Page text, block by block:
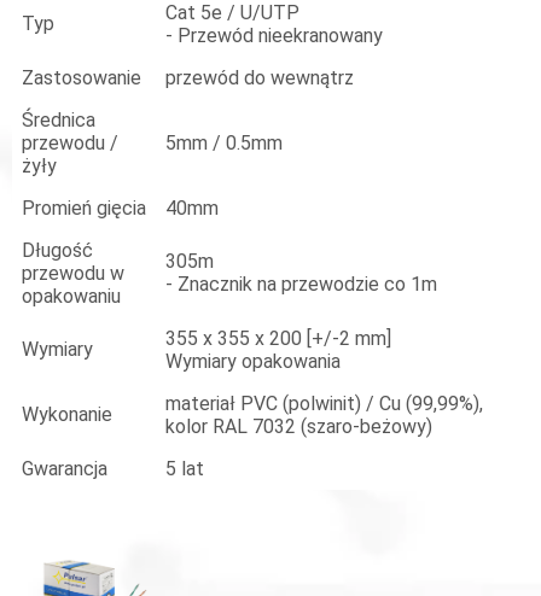
Typ
Cat 5e / U/UTP
- Przewód nieekranowany
Zastosowanie
przewód do wewnątrz
Średnica
przewodu /
żyły
5mm / 0.5mm
Promień gięcia
40mm
Długość
przewodu w
opakowaniu
305m
- Znacznik na przewodzie co 1m
Wymiary
355 x 355 x 200 [+/-2 mm]
Wymiary opakowania
Wykonanie
materiał PVC (polwinit) / Cu (99,99%),
kolor RAL 7032 (szaro-beżowy)
Gwarancja
5 lat